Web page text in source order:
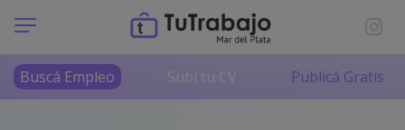
Buscá Empleo Subí tu CV Publicá Gratis